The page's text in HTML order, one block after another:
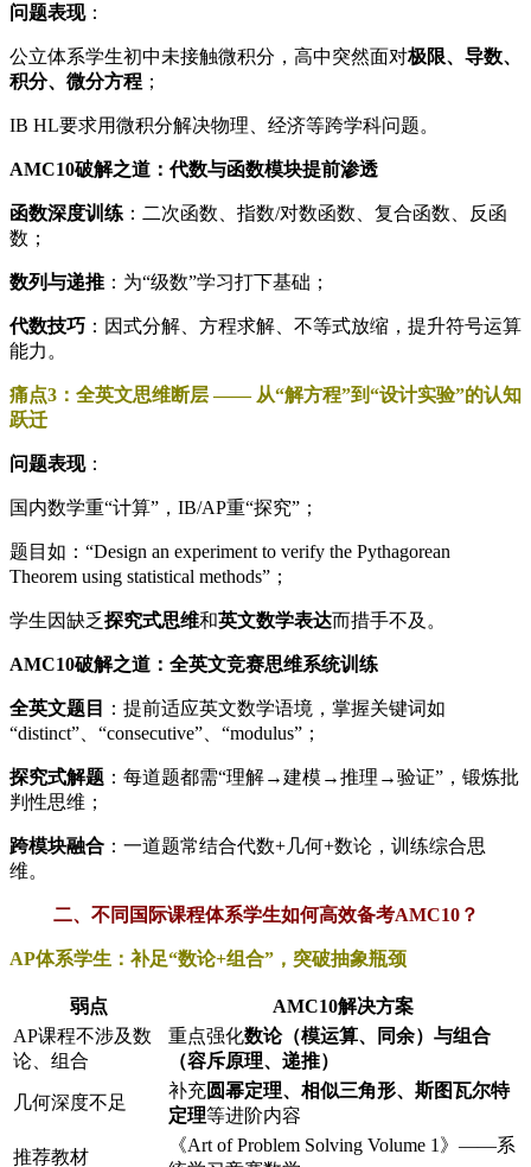
问题表现：
公立体系学生初中未接触微积分，高中突然面对极限、导数、
积分、微分方程 ；
IB HL要求用微积分解决物理、经济等跨学科问题。
AMC10破解之道：代数与函数模块提前渗透
函数深度训练 ：二次函数、指数/对数函数、复合函数、反函
数；
数列与递推 ：为“级数”学习打下基础；
代数技巧 ：因式分解、方程求解、不等式放缩，提升符号运算
能力。
痛点3：全英文思维断层 —— 从“解方程”到“设计实验”的认知
跃迁
问题表现：
国内数学重“计算”，IB/AP重“探究”；
题目如：“Design an experiment to verify the Pythagorean
Theorem using statistical methods”；
学生因缺乏探究式思维和英文数学表达而措手不及。
AMC10破解之道：全英文竞赛思维系统训练
全英文题目
：提前适应英文数学语境，掌握关键词如
“distinct”、“consecutive”、“modulus”；
探究式解题 ：每道题都需“理解→建模→推理→验证”，锻炼批
判性思维；
跨模块融合 ：一道题常结合代数+几何+数论，训练综合思
维。
二、不同国际课程体系学生如何高效备考AMC10？
AP体系学生：补足“数论+组合”，突破抽象瓶颈
弱点
AMC10解决方案
AP课程不涉及数
论、组合
重点强化数论（模运算、同余）与组合
（容斥原理、递推）
几何深度不足
补充圆幂定理、相似三角形、斯图瓦尔特
定理等进阶内容
推荐教材
《Art of Problem Solving Volume 1》——系